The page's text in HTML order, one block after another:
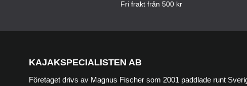
Fri frakt från 500 kr
KAJAKSPECIALISTEN AB
Företaget drivs av Magnus Fischer som 2001 paddlade runt